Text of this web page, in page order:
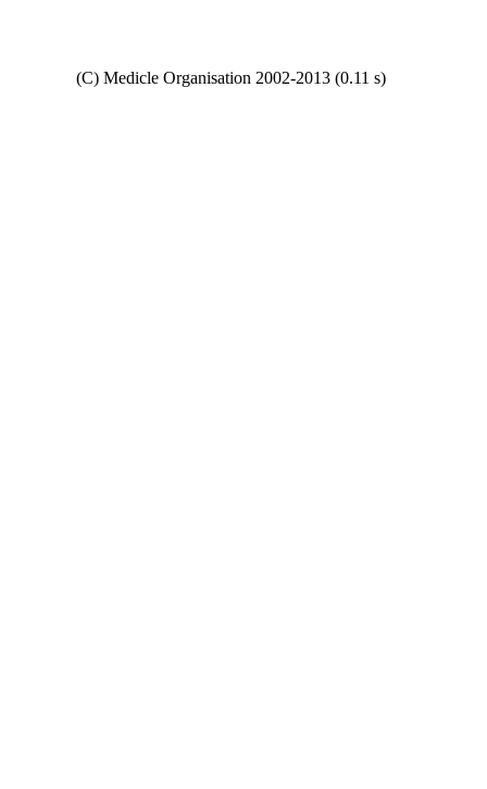
(C) Medicle Organisation 2002-2013 (0.11 s)